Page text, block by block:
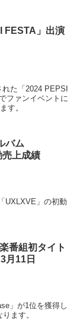
FESTA」出演
た「2024 PEPSI
ファンイベントに
す。
バム
売上成績
UXLXVE」の初動
番組初タイト
月11日
」が1位を獲得し
ます。